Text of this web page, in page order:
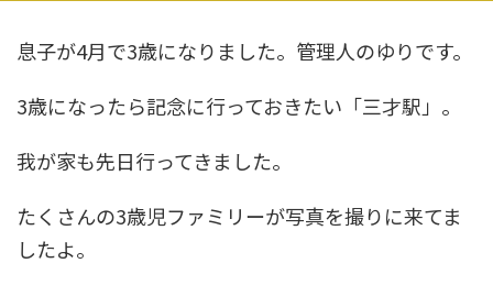
息子が4月で3歳になりました。管理人のゆりです。
3歳になったら記念に行っておきたい「三才駅」。
我が家も先日行ってきました。
たくさんの3歳児ファミリーが写真を撮りに来てま
したよ。